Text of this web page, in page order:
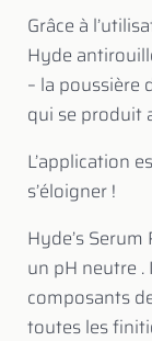
Grâce à
Hyde
– la poussière
qui se produit
L’application
s’éloigner !
Hyde’s
un pH neutre .
composants
toutes les